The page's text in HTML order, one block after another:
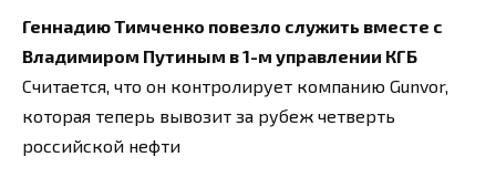
Геннадию Тимченко повезло служить вместе с
Владимиром Путиным в 1-м управлении КГБ
Считается, что он контролирует компанию Gunvor,
которая теперь вывозит за рубеж четверть
российской нефти